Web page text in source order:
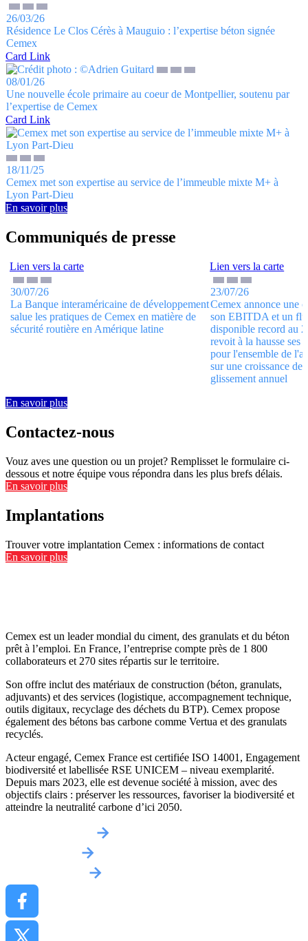
26/03/26
Résidence Le Clos Cérès à Mauguio : l’expertise béton signée
Cemex
Card Link
08/01/26
Une nouvelle école primaire au coeur de Montpellier, soutenu par
l’expertise de Cemex
Card Link
18/11/25
Cemex met son expertise au service de l’immeuble mixte M+ à
Lyon Part-Dieu
En savoir plus
Communiqués de presse
Lien vers la carte
30/07/26
La Banque interaméricaine de développement
salue les pratiques de Cemex en matière de
sécurité routière en Amérique latine
Lien vers la carte
23/07/26
Cemex annonce une
son EBITDA et un
disponible record au
revoit à la hausse
pour l'ensemble de
sur une croissance de
glissement annuel
En savoir plus
Contactez-nous
Vouz aves une question ou un projet? Remplisset le formulaire ci-
dessous et notre équipe vous répondra dans les plus brefs délais.
En savoir plus
Implantations
Trouver votre implantation Cemex : informations de contact
En savoir plus
Cemex est un leader mondial du ciment, des granulats et du béton
prêt à l’emploi. En France, l’entreprise compte près de 1 800
collaborateurs et 270 sites répartis sur le territoire.
Son offre inclut des matériaux de construction (béton, granulats,
adjuvants) et des services (logistique, accompagnement technique,
outils digitaux, recyclage des déchets du BTP). Cemex propose
également des bétons bas carbone comme Vertua et des granulats
recyclés.
Acteur engagé, Cemex France est certifiée ISO 14001, Engagement
biodiversité et labellisée RSE UNICEM – niveau exemplarité.
Depuis mars 2023, elle est devenue société à mission, avec des
objectifs clairs : préserver les ressources, favoriser la biodiversité et
atteindre la neutralité carbone d’ici 2050.